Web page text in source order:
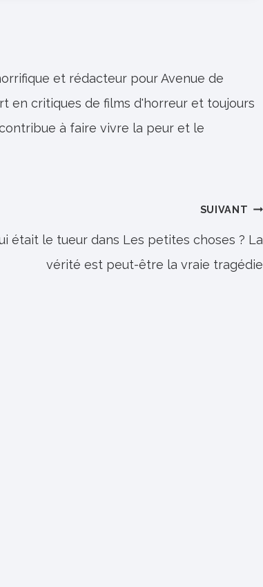
et rédacteur pour Avenue de
en critiques de films d'horreur et toujours
à faire vivre la peur et le
SUIVANT
était le tueur dans Les petites choses ? La
vérité est peut-être la vraie tragédie